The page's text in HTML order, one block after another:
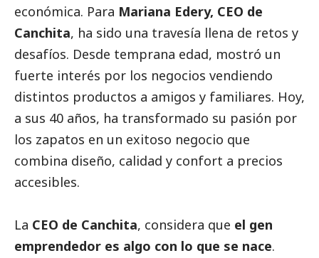
económica. Para Mariana Edery, CEO de
Canchita, ha sido una travesía llena de retos y
desafíos. Desde temprana edad, mostró un
fuerte interés por los negocios vendiendo
distintos productos a amigos y familiares. Hoy,
a sus 40 años, ha transformado su pasión por
los zapatos en un exitoso negocio que
combina diseño, calidad y confort a precios
accesibles.
La CEO de Canchita, considera que el gen
emprendedor es algo con lo que se nace.